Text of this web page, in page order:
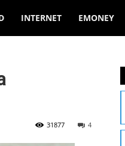
INTERNET EMONEY
4
31877